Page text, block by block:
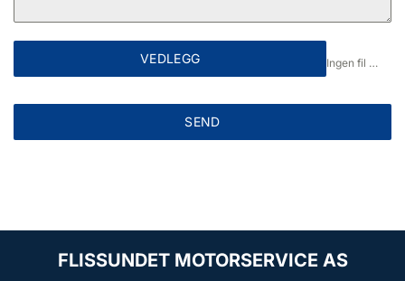
VEDLEGG Ingen fil valgt
SEND
FLISSUNDET MOTORSERVICE AS